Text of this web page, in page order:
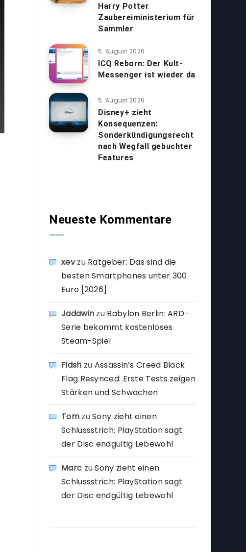
Harry Potter
Zaubereiministerium für
Sammler
5. August 2026
ICQ Reborn: Der Kult-
Messenger ist wieder da
5. August 2026
Disney+ zieht
Konsequenzen:
Sonderkündigungsrecht
nach Wegfall gebuchter
Features
Neueste Kommentare
xevzu Ratgeber: Das sind die
besten Smartphones unter 300
Euro [2026]
Jadawin zu Babylon Berlin: ARD-
Serie bekommt kostenloses
Steam-Spiel
Fidsh zu Assassin’s Creed Black
Flag Resynced: Erste Tests zeigen
Stärken und Schwächen
TomzuSony zieht einen
Schlussstrich: PlayStation sagt
der Disc endgültig Lebewohl
Marc zuSony zieht einen
Schlussstrich: PlayStation sagt
der Disc endgültig Lebewohl